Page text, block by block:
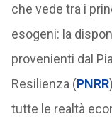
che vede tra i
esogeni: la
provenienti dal
Resilienza (PNRR
tutte le realtà